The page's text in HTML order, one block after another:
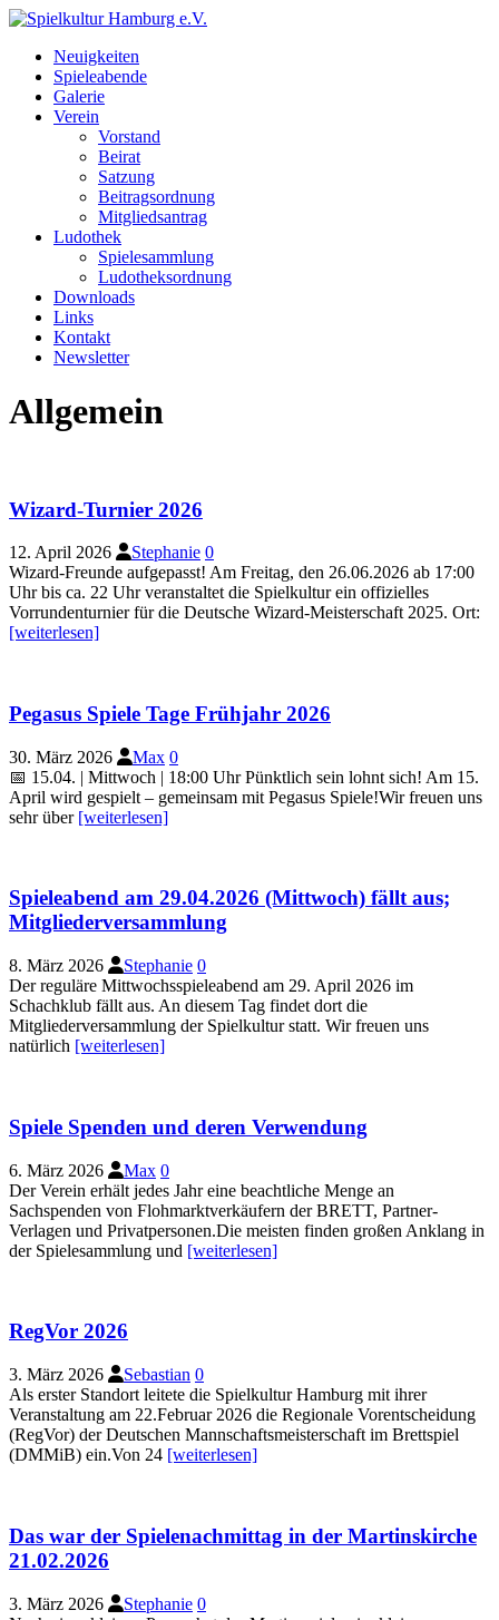
Neuigkeiten
Spieleabende
Galerie
Verein
Vorstand
Beirat
Satzung
Beitragsordnung
Mitgliedsantrag
Ludothek
Spielesammlung
Ludotheksordnung
Downloads
Links
Kontakt
Newsletter
Allgemein
Wizard-Turnier 2026
12. April 2026 Stephanie 0
Wizard-Freunde aufgepasst! Am Freitag, den 26.06.2026 ab 17:00
Uhr bis ca. 22 Uhr veranstaltet die Spielkultur ein offizielles
Vorrundenturnier für die Deutsche Wizard-Meisterschaft 2025. Ort:
[weiterlesen]
Pegasus Spiele Tage Frühjahr 2026
30. März 2026 Max 0
📅 15.04. | Mittwoch | 18:00 Uhr Pünktlich sein lohnt sich! Am 15.
April wird gespielt – gemeinsam mit Pegasus Spiele!Wir freuen uns
sehr über [weiterlesen]
Spieleabend am 29.04.2026 (Mittwoch) fällt aus;
Mitgliederversammlung
8. März 2026 Stephanie 0
Der reguläre Mittwochsspieleabend am 29. April 2026 im
Schachklub fällt aus. An diesem Tag findet dort die
Mitgliederversammlung der Spielkultur statt. Wir freuen uns
natürlich [weiterlesen]
Spiele Spenden und deren Verwendung
6. März 2026 Max 0
Der Verein erhält jedes Jahr eine beachtliche Menge an
Sachspenden von Flohmarktverkäufern der BRETT, Partner-
Verlagen und Privatpersonen.Die meisten finden großen Anklang in
der Spielesammlung und [weiterlesen]
RegVor 2026
3. März 2026 Sebastian 0
Als erster Standort leitete die Spielkultur Hamburg mit ihrer
Veranstaltung am 22.Februar 2026 die Regionale Vorentscheidung
(RegVor) der Deutschen Mannschaftsmeisterschaft im Brettspiel
(DMMiB) ein.Von 24 [weiterlesen]
Das war der Spielenachmittag in der Martinskirche
21.02.2026
3. März 2026 Stephanie 0